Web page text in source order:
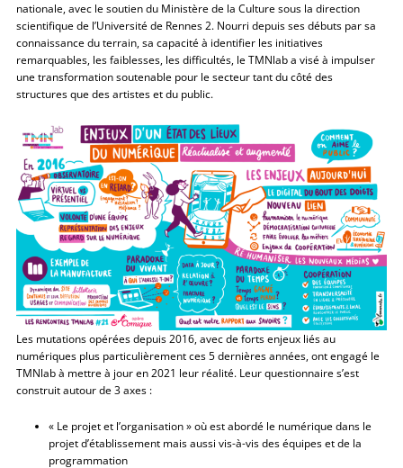
nationale, avec le soutien du Ministère de la Culture sous la direction
scientifique de l’Université de Rennes 2. Nourri depuis ses débuts par sa
connaissance du terrain, sa capacité à identifier les initiatives
remarquables, les faiblesses, les difficultés, le TMNlab a visé à impulser
une transformation soutenable pour le secteur tant du côté des
structures que des artistes et du public.
Les mutations opérées depuis 2016, avec de forts enjeux liés au
numériques plus particulièrement ces 5 dernières années, ont engagé le
TMNlab à mettre à jour en 2021 leur réalité. Leur questionnaire s’est
construit autour de 3 axes :
« Le projet et l’organisation » où est abordé le numérique dans le
projet d’établissement mais aussi vis-à-vis des équipes et de la
programmation